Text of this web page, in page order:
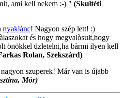
ami kell nekem :-) " (Skultéti
nyaklànc! Nagyon szép lett! :)
és hogy megvalòsult,hogy
önökkel üzletelni,ha bàrmi ilyen kell
Rolan, Szekszárd)
szuperek! Már van is újabb
Mór)